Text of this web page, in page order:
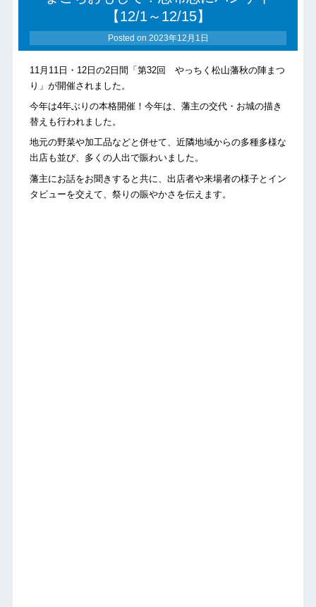
【12/1～12/15】
Posted on 2023年12月1日
11月11日・12日の2日間「第32回 やっちく松山藩秋の陣まつ
り」が開催されました。
今年は4年ぶりの本格開催！今年は、藩主の交代・お城の描き
替えも行われました。
地元の野菜や加工品などと併せて、近隣地域からの多種多様な
出店も並び、多くの人出で賑わいました。
藩主にお話をお聞きすると共に、出店者や来場者の様子とイン
タビューを交えて、祭りの賑やかさを伝えます。